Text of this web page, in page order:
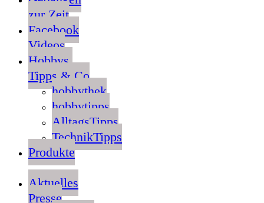
zur Zeit
Facebook
Videos
Hobbys,
Tipps & Co
hobbythek
hobbytipps
AlltagsTipps
TechnikTipps
Produkte
Aktuelles
Presse